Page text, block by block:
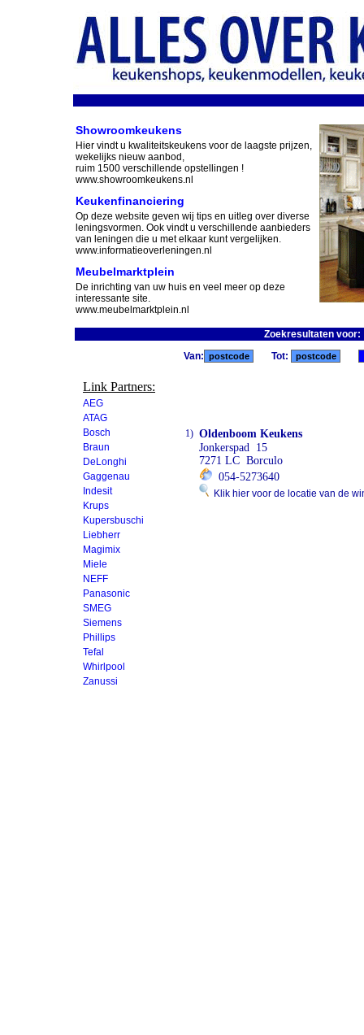
Showroomkeukens
Hier vindt u kwaliteitskeukens voor de laagste prijzen,
wekelijks nieuw aanbod,
ruim 1500 verschillende opstellingen !
www.showroomkeukens.nl
Keukenfinanciering
Op deze website geven wij tips en uitleg over diverse
leningsvormen. Ook vindt u verschillende aanbieders
van leningen die u met elkaar kunt vergelijken.
www.informatieoverleningen.nl
Meubelmarktplein
De inrichting van uw huis en veel meer op deze
interessante site.
www.meubelmarktplein.nl
Zoekresultaten
Link Partners:
AEG
ATAG
Bosch
Braun
DeLonghi
Gaggenau
Indesit
Krups
Kupersbuschi
Liebherr
Magimix
Miele
NEFF
Panasonic
SMEG
Siemens
Phillips
Tefal
Whirlpool
Zanussi
Van: Tot:
1) Oldenboom Keukens
Jonkerspad 15
7271 LC Borculo
054-5273640
Klik hier voor de locatie van de